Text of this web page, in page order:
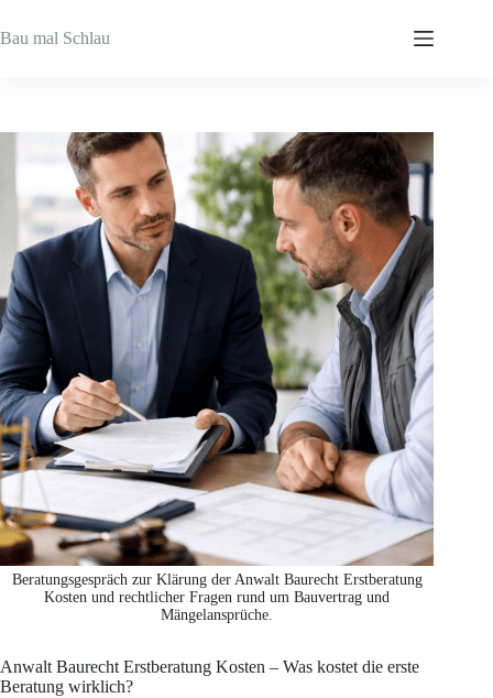
Inhalt
springen
Bau mal Schlau
Beratungsgespräch zur Klärung der Anwalt Baurecht Erstberatung
Kosten und rechtlicher Fragen rund um Bauvertrag und
Mängelansprüche.
Anwalt Baurecht Erstberatung Kosten – Was kostet die erste
Beratung wirklich?